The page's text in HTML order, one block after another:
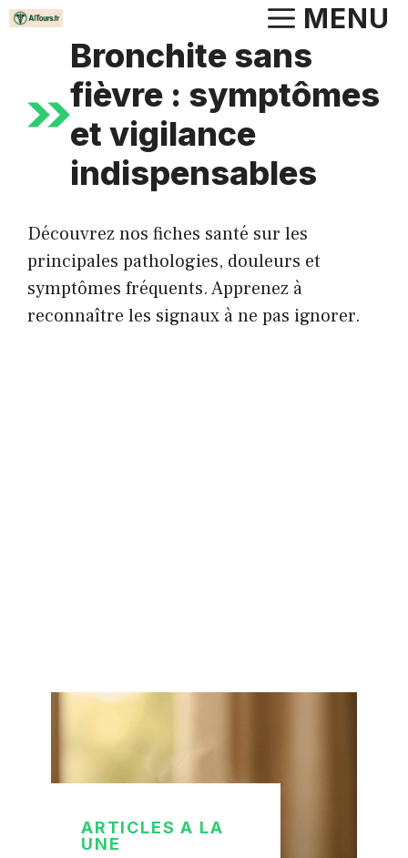
Aller
MENU
Bronchite sans
fièvre : symptômes
et vigilance
indispensables
Découvrez nos fiches santé sur les
principales pathologies, douleurs et
symptômes fréquents. Apprenez à
reconnaître les signaux à ne pas ignorer.
ARTICLES A LA
UNE